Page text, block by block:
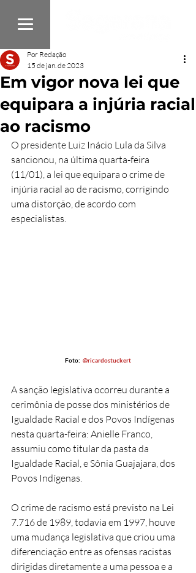
Em vigor nova lei que
equipara a injúria racial
ao racismo
Por Redação
15 de jan. de 2023
O presidente Luiz Inácio Lula da Silva
sancionou, na última quarta-feira
(11/01), a lei que equipara o crime de
injúria racial ao de racismo, corrigindo
uma distorção, de acordo com
especialistas.
Foto: @ricardostuckert
A sanção legislativa ocorreu durante a
cerimônia de posse dos ministérios de
Igualdade Racial e dos Povos Indígenas
nesta quarta-feira: Anielle Franco,
assumiu como titular da pasta da
Igualdade Racial, e Sônia Guajajara, dos
Povos Indígenas.
O crime de racismo está previsto na Lei
7.716 de 1989, todavia em 1997, houve
uma mudança legislativa que criou uma
diferenciação entre as ofensas racistas
dirigidas diretamente a uma pessoa e a